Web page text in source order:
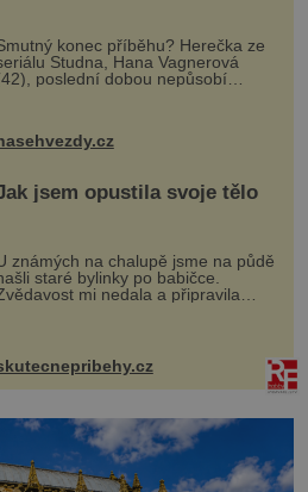
konec příběhu? Herečka ze
Studna, Hana Vagnerová
poslední dobou nepůsobí
jsem opustila svoje tělo
známých na chalupě jsme na půdě
staré bylinky po babičce.
mi nedala a připravila
si z nich lektvar… Zimní pobyt
chalupě se pro mě vlastní vinou
v děsivý zážitek, na kt...